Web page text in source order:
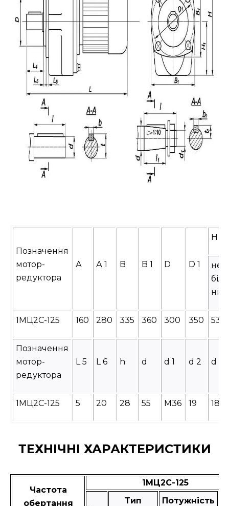
Позначення
мотор-
редуктора
А А 1 B B 1 D D 1
H
не
ніж
1МЦ2С-125 160 280 335 360 300 350 530
Позначення
мотор-
редуктора
L 5 L 6 h d d 1 d 2 d 3
1МЦ2С-125 5 20 28 55 М36 19 18
ТЕХНІЧНІ ХАРАКТЕРИСТИКИ
Частота
обертання
1МЦ2С-125
Тип Потужність